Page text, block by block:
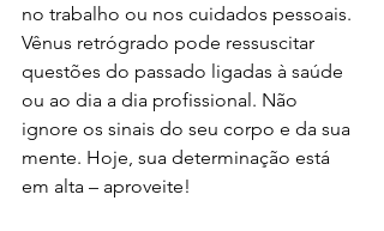
no trabalho ou nos cuidados pessoais.
Vênus retrógrado pode ressuscitar
questões do passado ligadas à saúde
ou ao dia a dia profissional. Não
ignore os sinais do seu corpo e da sua
mente. Hoje, sua determinação está
em alta – aproveite!